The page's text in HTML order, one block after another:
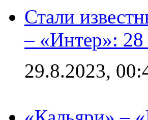
Стали
– «Интер»: 28
29.8.2023,